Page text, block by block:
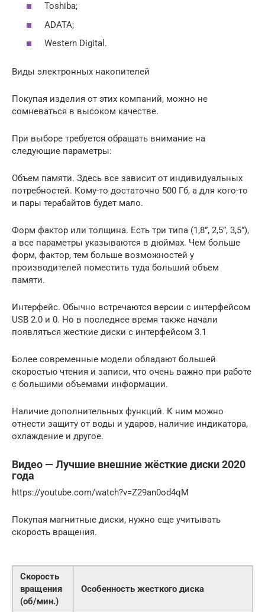
Toshiba;
ADATA;
Western Digital.
Виды электронных накопителей
Покупая изделия от этих компаний, можно не
сомневаться в высоком качестве.
При выборе требуется обращать внимание на
следующие параметры:
Объем памяти. Здесь все зависит от индивидуальных
потребностей. Кому-то достаточно 500 Гб, а для кого-то
и пары терабайтов будет мало.
Форм фактор или толщина. Есть три типа (1,8”, 2,5”, 3,5”),
а все параметры указываются в дюймах. Чем больше
форм, фактор, тем больше возможностей у
производителей поместить туда больший объем
памяти.
Интерфейс. Обычно встречаются версии с интерфейсом
USB 2.0 и 0. Но в последнее время также начали
появляться жесткие диски с интерфейсом 3.1
Более современные модели обладают большей
скоростью чтения и записи, что очень важно при работе
с большими объемами информации.
Наличие дополнительных функций. К ним можно
отнести защиту от воды и ударов, наличие индикатора,
охлаждение и другое.
Видео — Лучшие внешние жёсткие диски 2020
года
https://youtube.com/watch?v=Z29an0od4qM
Покупая магнитные диски, нужно еще учитывать
скорость вращения.
Скорость
вращения
(об/мин.)
Особенность жесткого диска